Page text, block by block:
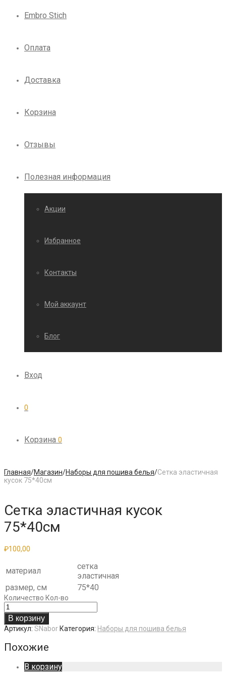
Embro Stich
Оплата
Доставка
Корзина
Отзывы
Полезная информация
Акции
Избранное
Контакты
Мой аккаунт
Блог
Вход
0
Корзина 0
Главная/Магазин/Наборы для пошива белья/Сетка эластичная
кусок 75*40см
Сетка эластичная кусок
75*40см
₽100,00
материал
сетка
эластичная
размер, см
75*40
Количество Кол-во
В корзину
Артикул: SNaborКатегория: Наборы для пошива белья
Похожие
В корзину